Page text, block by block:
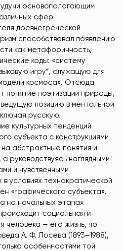
основополагающим
сфер
древнегреческой
способствовал появлению
как метафоричность,
коды: «систему
игру“, служащую для
космоса». Отсюда
понятие поэтизации природы,
позицию в ментальной
русскую.
культурных тенденций
субъекта с конструкциями
абстрактные понятия и
руководствуясь наглядными
и чувственными
условиях технократической
«графического субъекта».
на начальных этапах
социальная и
человека — его жизнь, по
А. Ф. Лосева (1893–1988),
особенностями той